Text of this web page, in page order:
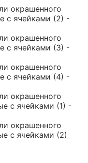
окрашенного
с ячейками (2) -
окрашенного
с ячейками (3) -
окрашенного
с ячейками (4) -
окрашенного
с ячейками (1) -
окрашенного
с ячейками (2)